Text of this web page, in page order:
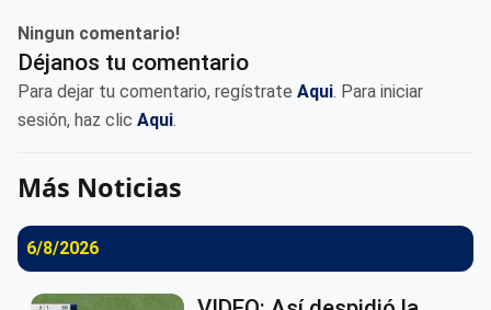
Ningun comentario!
Déjanos tu comentario
Para dejar tu comentario, regístrate Aqui. Para iniciar
sesión, haz clic Aqui.
Más Noticias
6/8/2026